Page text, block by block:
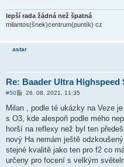
lepší rada žádná než špatná
milantos(šnek)centrum(puntík) cz
astar
Re: Baader Ultra Highspeed
#50
P
í
p
ě
e
k
26. 08. 2021, 11:35
Milan , podle té ukázky na Veze
s O3, kde alespoň podle mého
horší na reflexy než byl ten
nový Ha nemám ještě
stejné kvalitě jako ten pro f2 co
určeny pro focení s velkým